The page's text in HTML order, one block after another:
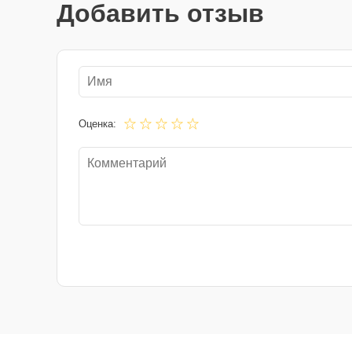
Добавить отзыв
Оценка: